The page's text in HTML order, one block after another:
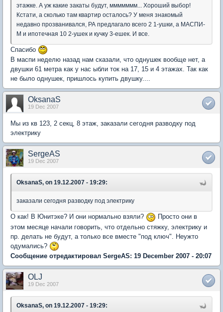
этажке. А уж какие закаты будут, ммммммм... Хороший выбор!
Кстати, а сколько там квартир осталось? У меня знакомый
недавно прозванивался, РА предлагало всего 2 1-ушки, а МАСПИ-
М и ипотечная 10 2-ушек и кучку 3-ешек. И все.
Спасибо
В маспи неделю назад нам сказали, что однушек вообще нет, а
двушки 61 метра как у нас ыбли ток на 17, 15 и 4 этажах. Так как
не было однушек, пришлось купить двушку....
OksanaS
19 Dec 2007
Мы из кв 123, 2 секц, 8 этаж, заказали сегодня разводку под
электрику
SergeAS
19 Dec 2007
OksanaS, on 19.12.2007 - 19:29:
заказали сегодня разводку под электрику
О как! В Юнитэке? И они нормально взяли?
Просто они в
этом месяце начали говорить, что отдельно стяжку, электрику и
пр. делать не будут, а только все вместе "под ключ". Неужто
одумались?
Сообщение отредактировал SergeAS: 19 December 2007 - 20:07
OLJ
19 Dec 2007
OksanaS, on 19.12.2007 - 19:29: